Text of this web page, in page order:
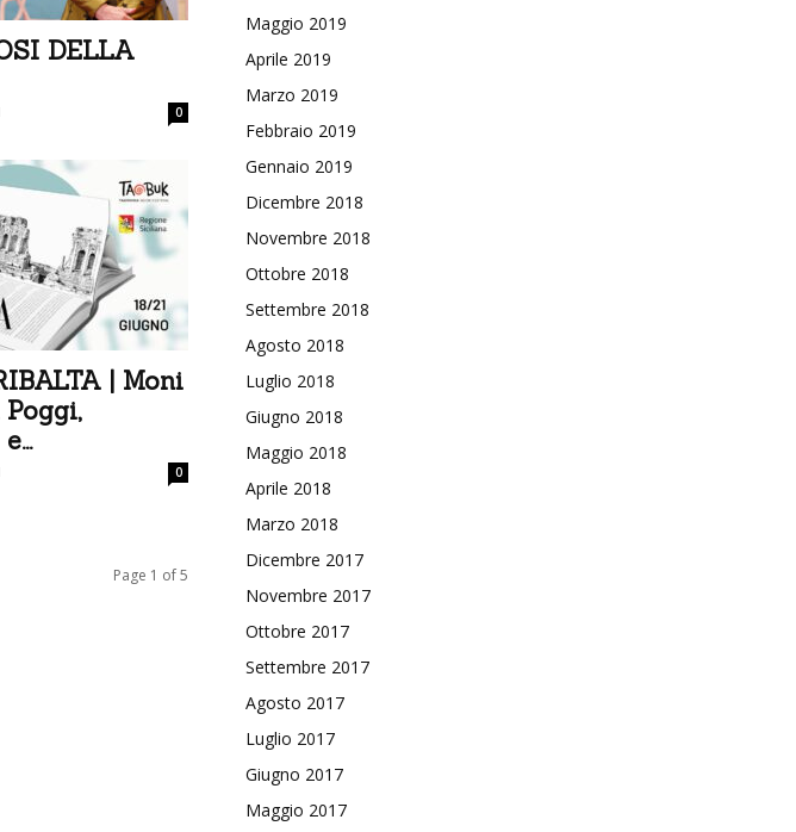
DELLA
0
| Moni
0
Page 1 of 5
Maggio 2019
Aprile 2019
Marzo 2019
Febbraio 2019
Gennaio 2019
Dicembre 2018
Novembre 2018
Ottobre 2018
Settembre 2018
Agosto 2018
Luglio 2018
Giugno 2018
Maggio 2018
Aprile 2018
Marzo 2018
Dicembre 2017
Novembre 2017
Ottobre 2017
Settembre 2017
Agosto 2017
Luglio 2017
Giugno 2017
Maggio 2017